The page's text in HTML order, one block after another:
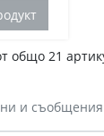
общо 21
и